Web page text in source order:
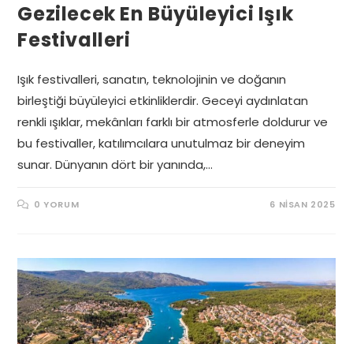
Gezilecek En Büyüleyici Işık
Festivalleri
Işık festivalleri, sanatın, teknolojinin ve doğanın
birleştiği büyüleyici etkinliklerdir. Geceyi aydınlatan
renkli ışıklar, mekânları farklı bir atmosferle doldurur ve
bu festivaller, katılımcılara unutulmaz bir deneyim
sunar. Dünyanın dört bir yanında,…
0 YORUM 6 NISAN 2025